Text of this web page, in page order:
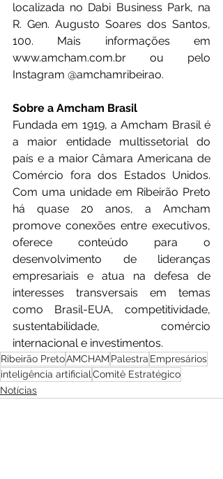
localizada no Dabi Business Park, na
R. Gen. Augusto Soares dos Santos,
www.amcham.com.br ou pelo
Instagram @amchamribeirao.
Sobre a Amcham Brasil
Fundada em 1919, a Amcham Brasil é
a maior entidade multissetorial do
país e a maior Câmara Americana de
Comércio fora dos Estados Unidos.
Com uma unidade em Ribeirão Preto
há quase 20 anos, a Amcham
promove conexões entre executivos,
oferece conteúdo para o
desenvolvimento de lideranças
empresariais e atua na defesa de
interesses transversais em temas
como Brasil-EUA, competitividade,
sustentabilidade, comércio
internacional e investimentos.
Ribeirão PretoAMCHAM Palestra Empresários
inteligência artificialComitê Estratégico
Notícias